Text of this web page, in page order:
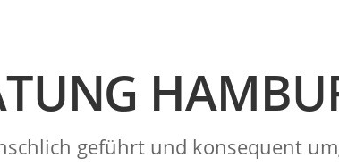
geführt und konsequent